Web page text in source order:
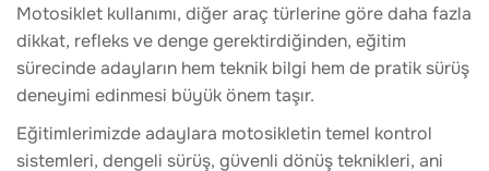
Motosiklet kullanımı, diğer araç türlerine göre daha fazla
dikkat, refleks ve denge gerektirdiğinden, eğitim
sürecinde adayların hem teknik bilgi hem de pratik sürüş
deneyimi edinmesi büyük önem taşır.
Eğitimlerimizde adaylara motosikletin temel kontrol
sistemleri, dengeli sürüş, güvenli dönüş teknikleri, ani